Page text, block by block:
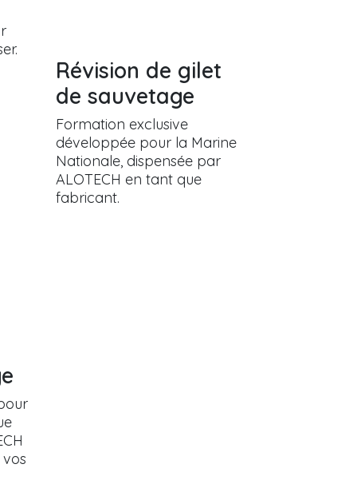
Révision de gilet
de sauvetage
Formation exclusive
développée pour la Marine
Nationale, dispensée par
ALOTECH en tant que
fabricant.